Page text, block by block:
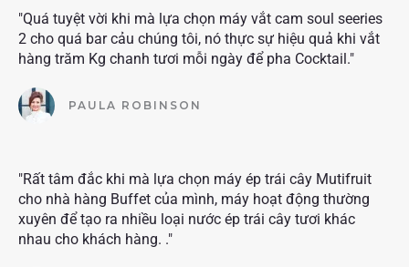
"Quá tuyệt vời khi mà lựa chọn máy vắt cam soul seeries
2 cho quá bar cảu chúng tôi, nó thực sự hiệu quả khi vắt
hàng trăm Kg chanh tươi mỗi ngày để pha Cocktail."
PAULA ROBINSON
"Rất tâm đắc khi mà lựa chọn máy ép trái cây Mutifruit
cho nhà hàng Buffet của mình, máy hoạt động thường
xuyên để tạo ra nhiều loại nước ép trái cây tươi khác
nhau cho khách hàng. ."